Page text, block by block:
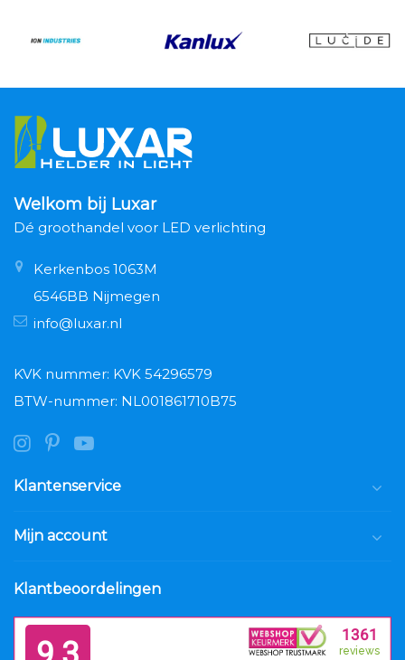
Welkom bij Luxar
Dé groothandel voor LED verlichting
Kerkenbos 1063M
6546BB Nijmegen
info@luxar.nl
KVK nummer: KVK 54296579
BTW-nummer: NL001861710B75
Klantenservice
Mijn account
Klantbeoordelingen